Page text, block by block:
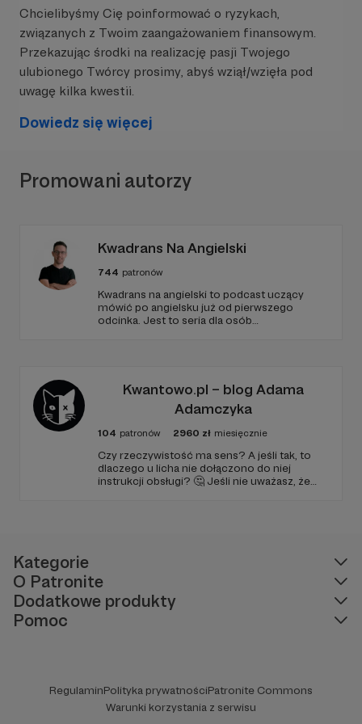
Żeby to zrobić profesjonalnie, a przecież Panu
Bogu należy się wszystko, co najlepsze,
potrzebujemy Waszego wsparcia! Już część
sprzętu została zakupiona z własnych środków,
ale to ciągle za mało, by móc robić to na
Potrzeba profesjonalnego oświetlenia do nagrań,
do nagrywania dźwięku, opłacenia serwerów i
wszystkiego, co wiąże się z realizacją tych
współpracy z innymi ciekawymi ludźmi, chce
wydawać książki w dziedziny życia duchowego.
Jeśli chcecie zobaczyć, co już nam się udało
zrobić, możecie nas znaleźć...
Moks-Aposto%C5%82-107422737850718
na YT:
www.youtube.com/channel/
view_as=subscriber
Chcielibyśmy Cię poinformować o ryzykach,
związanych z Twoim zaangażowaniem finansowym.
Przekazując środki na realizację pasji Twojego
ulubionego Twórcy prosimy, abyś wziął/wzięła pod
uwagę kilka kwestii.
Dowiedz się więcej
Promowani autorzy
Kwadrans Na Angielski
744 patronów
Kwadrans na angielski to podcast uczący
mówić po angielsku już od pierwszego
odcinka. Jest to seria dla osób
nowego odcinka co czwartek.
Kwantowo.pl – blog Adama
Adamczyka
104 patronów 2960 zł miesięcznie
Czy rzeczywistość ma sens? A jeśli tak, to
dlaczego u licha nie dołączono do niej
instrukcji obsługi? 🤔 Jeśli nie uważasz, że
Kategorie
O Patronite
Dodatkowe produkty
Pomoc
RegulaminPolityka prywatnościPatronite Commons
Warunki korzystania z serwisu